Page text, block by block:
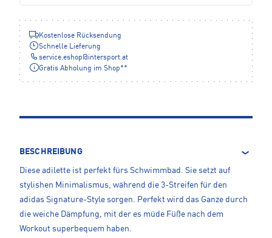
Kostenlose Rücksendung
Schnelle Lieferung
service.eshop@intersport.at
Gratis Abholung im Shop**
BESCHREIBUNG
Diese adilette ist perfekt fürs Schwimmbad. Sie setzt auf
stylishen Minimalismus, während die 3-Streifen für den
adidas Signature-Style sorgen. Perfekt wird das Ganze durch
die weiche Dämpfung, mit der es müde Füße nach dem
Workout superbequem haben.